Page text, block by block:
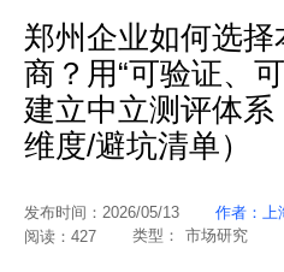
郑州企业如何选
商？用“可验证、
建立中立测评体
维度/避坑清单）
发布时间： 2026/05/13 作者： 上
阅读： 427 类型： 市场研究